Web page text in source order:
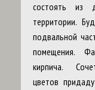
состоять из
территории.
подвальной
помещения.
кирпича.
цветов